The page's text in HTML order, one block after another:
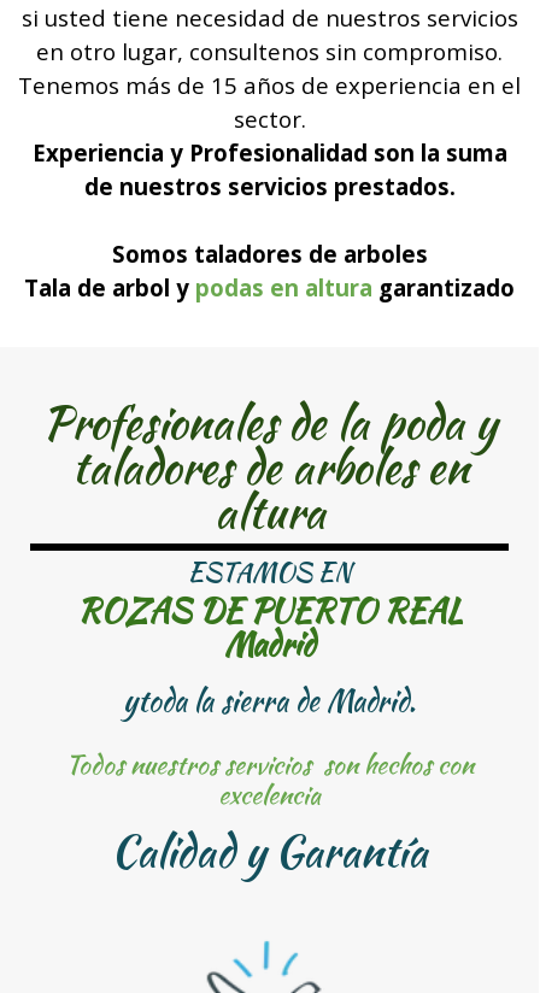
si usted tiene necesidad de nuestros servicios
en otro lugar, consultenos sin compromiso.
Tenemos más de 15 años de experiencia en el
sector.
Experiencia y Profesionalidad son la suma
de nuestros servicios prestados.
Somos taladores de arboles
Tala de arbol y podas en altura garantizado
Profesionales de la poda y
taladores de arboles en
altura
ESTAMOS EN
ROZAS DE PUERTO REAL
Madrid
ytoda la sierra de Madrid.
Todos nuestros servicios son hechos con
excelencia
Calidad y Garantía